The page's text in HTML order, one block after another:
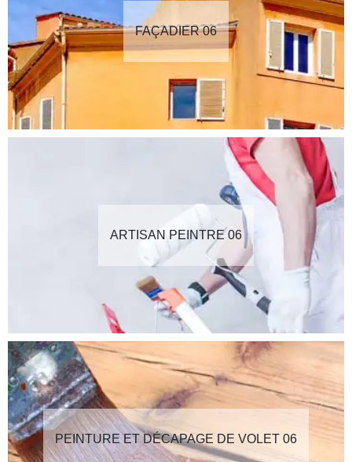
FAÇADIER 06
ARTISAN PEINTRE 06
PEINTURE ET DÉCAPAGE DE VOLET 06